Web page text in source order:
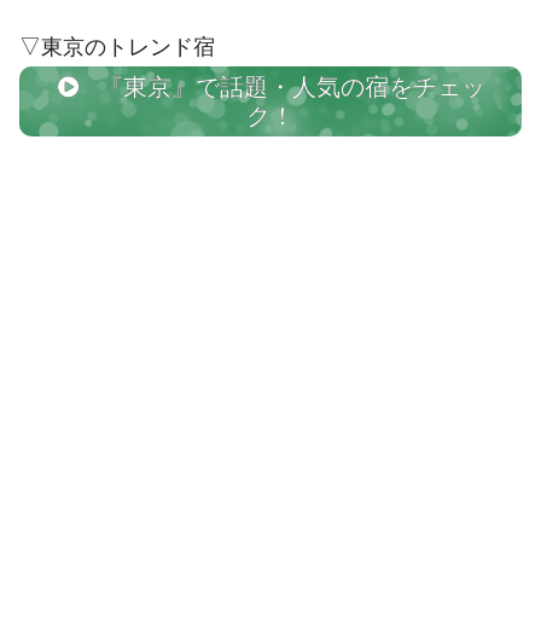
▽東京のトレンド宿
『東京』で話題・人気の宿をチェッ
ク！